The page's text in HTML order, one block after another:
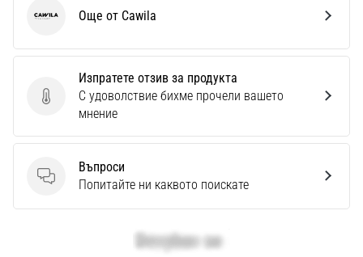
Изпратете отзив за продукта
Изпратете отзив за продукта
С удоволствие бихме прочели вашето
мнение
Въпроси
Въпроси
Попитайте ни каквото поискате
Cawila Още от Cawila